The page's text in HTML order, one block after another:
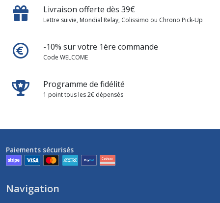
Livraison offerte dès 39€
Lettre suivie, Mondial Relay, Colissimo ou Chrono Pick-Up
-10% sur votre 1ère commande
Code WELCOME
Programme de fidélité
1 point tous les 2€ dépensés
Paiements sécurisés
Navigation